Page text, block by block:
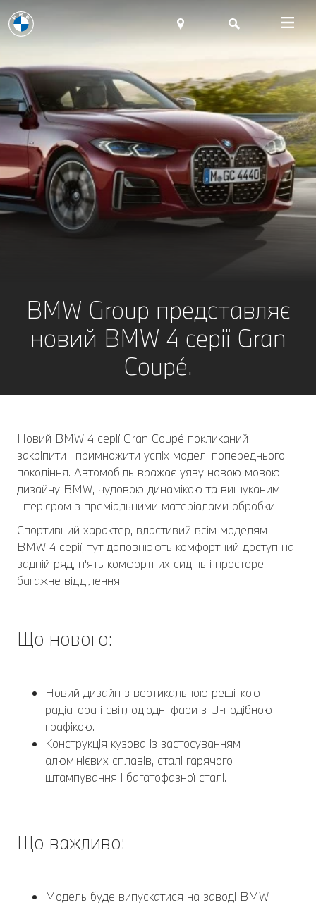
BMW Group представляє
новий BMW 4 серії Gran
Coupé.
Новий BMW 4 серії Gran Coupé покликаний
закріпити і примножити успіх моделі попереднього
покоління. Автомобіль вражає уяву новою мовою
дизайну BMW, чудовою динамікою та вишуканим
інтер'єром з преміальними матеріалами обробки.
Спортивний характер, властивий всім моделям
BMW 4 серії, тут доповнюють комфортний доступ на
задній ряд, п'ять комфортних сидінь і просторе
багажне відділення.
Що нового:
Новий дизайн з вертикальною решіткою
радіатора і світлодіодні фари з U-подібною
графікою.
Конструкція кузова із застосуванням
алюмінієвих сплавів, сталі гарячого
штампування і багатофазної сталі.
Що важливо:
Модель буде випускатися на заводі BMW